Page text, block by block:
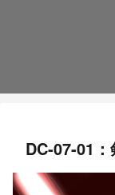
DC-07-01